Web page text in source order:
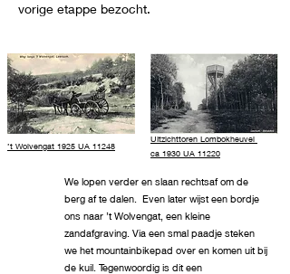
vorige etappe bezocht.
’t Wolvengat 1925 UA 11248
UItzichttoren Lombokheuvel
ca 1930 UA 11220
We lopen verder en slaan rechtsaf om de
berg af te dalen. Even later wijst een bordje
ons naar ’t Wolvengat, een kleine
zandafgraving. Via een smal paadje steken
we het mountainbikepad over en komen uit bij
de kuil. Tegenwoordig is dit een